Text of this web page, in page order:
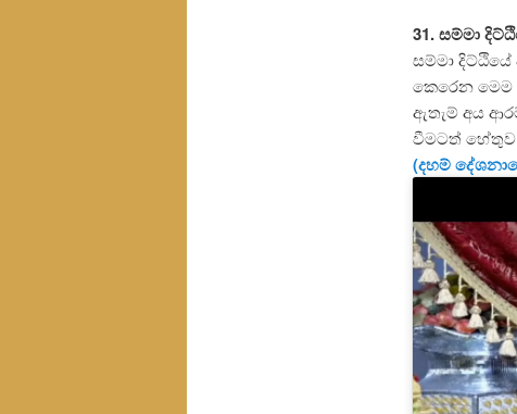
31. සම්මා
සම්මා
කෙරෙන මෙම
ඇතැම් අය
වීමටත් හේතුව
(දහම්